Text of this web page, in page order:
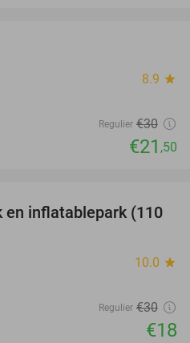
8.9 star
Regulier €30
€21 ,50
40%
en inflatablepark (110
10.0 star
Regulier €30
€18